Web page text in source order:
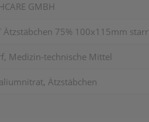
GMBH
Ätzstäbchen 75% 100x115mm starr
Medizin-technische Mittel
Ätzstäbchen